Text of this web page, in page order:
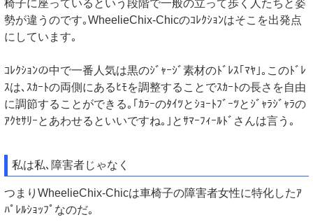
椅子に座っているという段階で一般の立って歩く人たちと姿
勢が違うのです｡WheelieChix-Chicのｺﾚｸｼｮﾝはそこを出発点
にしています｡
ｺﾚｸｼｮﾝの中で一番人気は黒のｼﾞｬｰｼﾞ素材のﾄﾞﾚｽ｢ﾏﾔ｣｡このﾄﾞﾚ
ｽは､ｽｶｰﾄの両側にあるﾋﾓを調整することでｽｶｰﾄの長さを自由
に調節することができる｡｢ｶﾗｰのﾀｲﾂとｼｮｰﾄﾌﾞｰﾂとｼﾞｬﾗｼﾞｬﾗの
ｱｸｾｻﾘｰとあわせるといいですね｡｣とｻﾏｰﾌｨｰﾙﾄﾞさんは言う｡
私は私､障害者じゃなく
つまりWheelieChix-Chicは車椅子の障害者女性に特化したｱ
ﾊﾟﾚﾙｼｮｯﾌﾟなのだ｡